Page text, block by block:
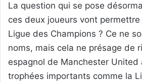
La question qui se pose
ces deux joueurs vont
Ligue des Champions ? Ce ne
noms, mais cela ne présage de
espagnol de Manchester United
trophées importants comme la